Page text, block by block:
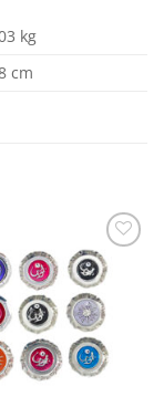
kg
cm
Salvar